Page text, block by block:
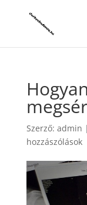
Szerző: admin |
hozzászólások